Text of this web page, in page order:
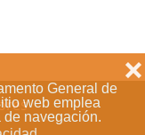
General de
web emplea
navegación.
❌